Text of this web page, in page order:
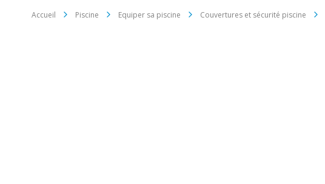
Accueil Piscine Equiper sa piscine Couvertures et sécurité piscine